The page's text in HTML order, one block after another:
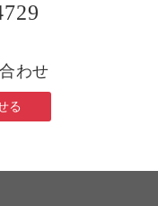
わせ
る